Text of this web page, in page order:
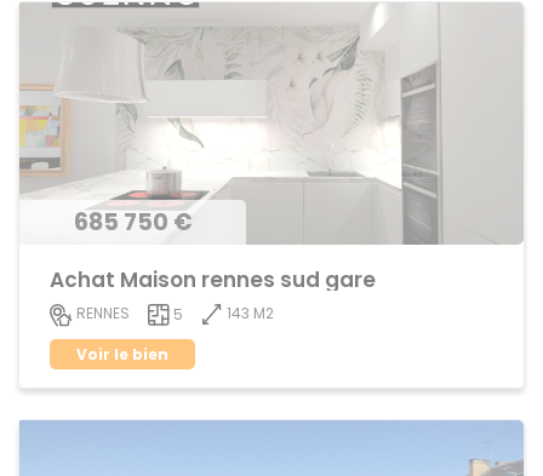
685 750 €
Achat Maison rennes sud gare
RENNES 5
143 M2
Voir le bien